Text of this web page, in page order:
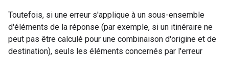
Toutefois, si une erreur s'applique à un sous-ensemble
d'éléments de la réponse (par exemple, si un itinéraire ne
peut pas être calculé pour une combinaison d'origine et de
destination), seuls les éléments concernés par l'erreur